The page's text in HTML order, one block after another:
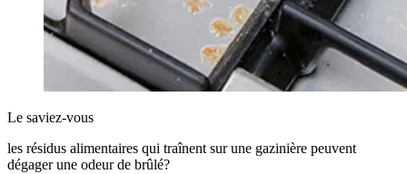
Le saviez-vous
les résidus alimentaires qui traînent sur une gazinière peuvent
dégager une odeur de brûlé?